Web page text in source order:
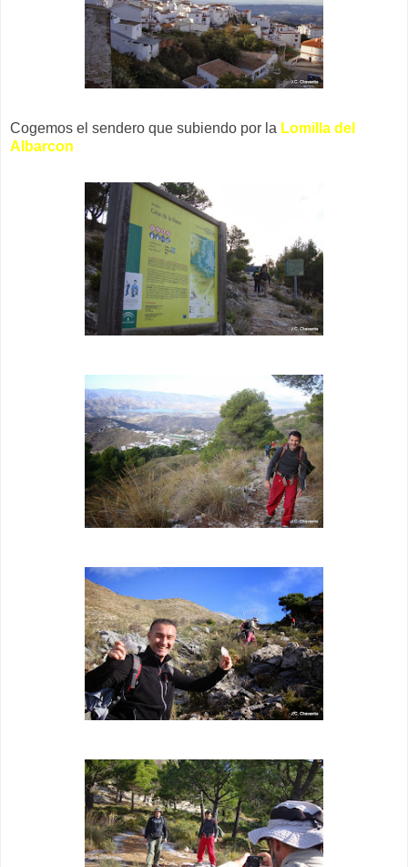
Cogemos el sendero que subiendo por la Lomilla del
Albarcon